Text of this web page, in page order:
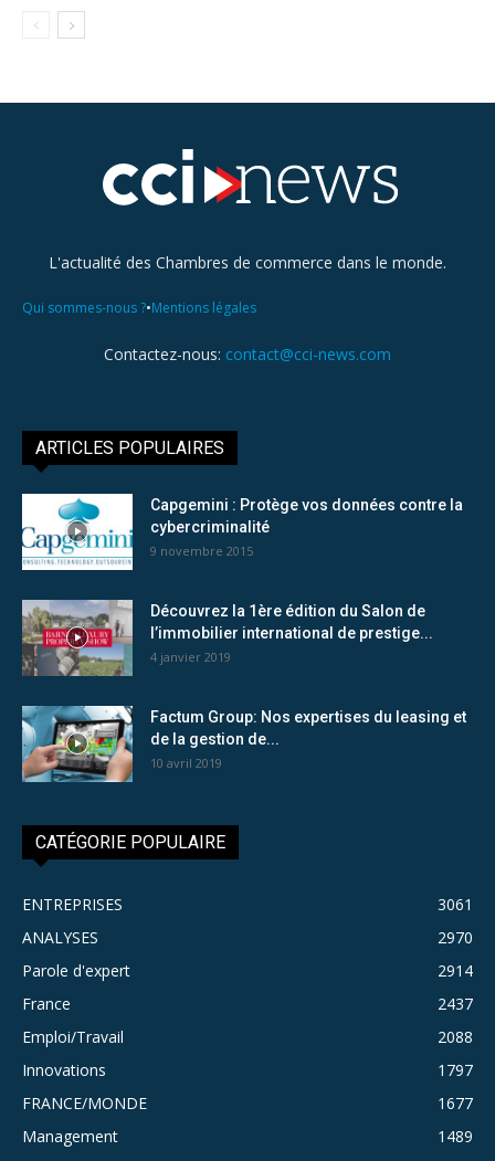
L'actualité des Chambres de commerce dans le monde.
Qui sommes-nous ?•Mentions légales
Contactez-nous: contact@cci-news.com
ARTICLES POPULAIRES
Capgemini : Protège vos données contre la
cybercriminalité
9 novembre 2015
Découvrez la 1ère édition du Salon de
l’immobilier international de prestige...
4 janvier 2019
Factum Group: Nos expertises du leasing et
de la gestion de...
10 avril 2019
CATÉGORIE POPULAIRE
ENTREPRISES
3061
ANALYSES
2970
Parole d'expert
2914
France
2437
Emploi/Travail
2088
Innovations
1797
FRANCE/MONDE
1677
Management
1489